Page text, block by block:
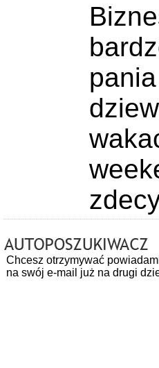
Chcesz otrzymywać
na swój e-mail już na drugi